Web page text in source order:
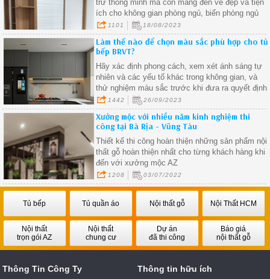
trữ thông minh mà còn mang đến vẻ đẹp và tiện
ích cho không gian phòng ngủ, biến phòng ngủ
trở thành không gian đa chức năng và thú vị hơn
bao giờ hết.
1101 18/08/2023
Làm thế nào để chọn màu sắc phù hợp cho tủ
bếp BRVT?
Hãy xác định phong cách, xem xét ánh sáng tự
nhiên và các yếu tố khác trong không gian, và
thử nghiệm màu sắc trước khi đưa ra quyết định
cuối cùng.
1442 26/09/2023
Xưởng mộc với nhiều năm kinh nghiệm thi
công tại Bà Rịa - Vũng Tàu
Thiết kế thi công hoàn thiện những sản phẩm nội
thất gỗ hoàn thiện nhất cho từng khách hàng khi
đến với xưởng mộc AZ
1208 03/07/2022
Tủ bếp Tủ quần áo Nội thất gỗ Nội Thất HCM
Nội thất
trọn gói AZ
Nội thất
chung cư
Dự án
đã thi công
Báo giá
nội thất gỗ
Thông Tin Công Ty Thông tin hữu ích